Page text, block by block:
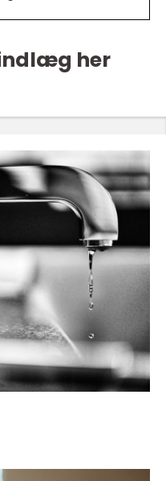
her